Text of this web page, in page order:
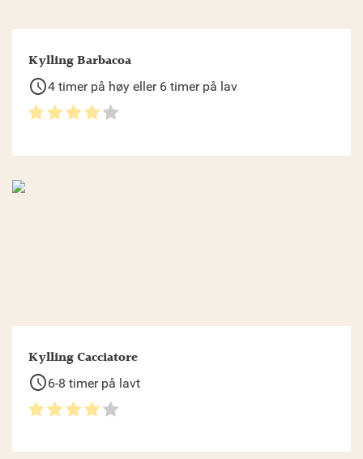
Kylling Barbacoa
schedule4 timer på høy eller 6 timer på lav
Kylling Cacciatore
schedule6-8 timer på lavt